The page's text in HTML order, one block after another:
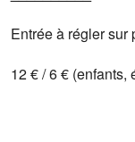
Entrée à régler sur
12 € / 6 € (enfants,